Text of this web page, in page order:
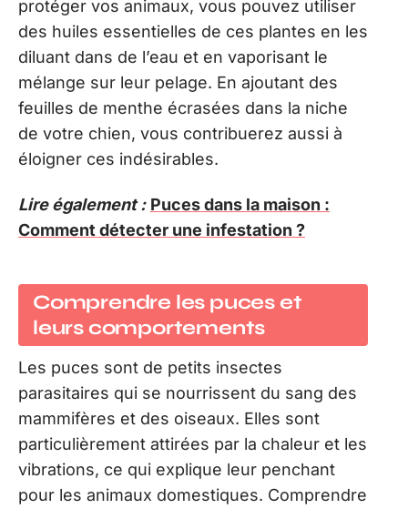
protéger vos animaux, vous pouvez utiliser
des huiles essentielles de ces plantes en les
diluant dans de l’eau et en vaporisant le
mélange sur leur pelage. En ajoutant des
feuilles de menthe écrasées dans la niche
de votre chien, vous contribuerez aussi à
éloigner ces indésirables.
Lire également : Puces dans la maison :
Comment détecter une infestation ?
Comprendre les puces et
leurs comportements
Les puces sont de petits insectes
parasitaires qui se nourrissent du sang des
mammifères et des oiseaux. Elles sont
particulièrement attirées par la chaleur et les
vibrations, ce qui explique leur penchant
pour les animaux domestiques. Comprendre